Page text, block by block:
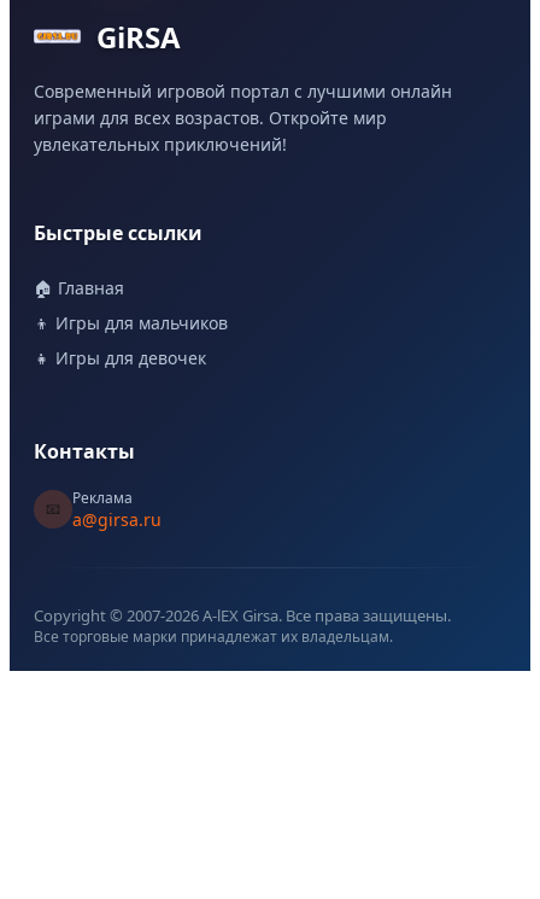
GiRSA
Современный игровой портал с лучшими онлайн
играми для всех возрастов. Откройте мир
увлекательных приключений!
Быстрые ссылки
🏠 Главная
👦 Игры для мальчиков
👧 Игры для девочек
Контакты
📧
Реклама
a@girsa.ru
Copyright © 2007-2026A-lEX Girsa. Все права защищены.
Все торговые марки принадлежат их владельцам.